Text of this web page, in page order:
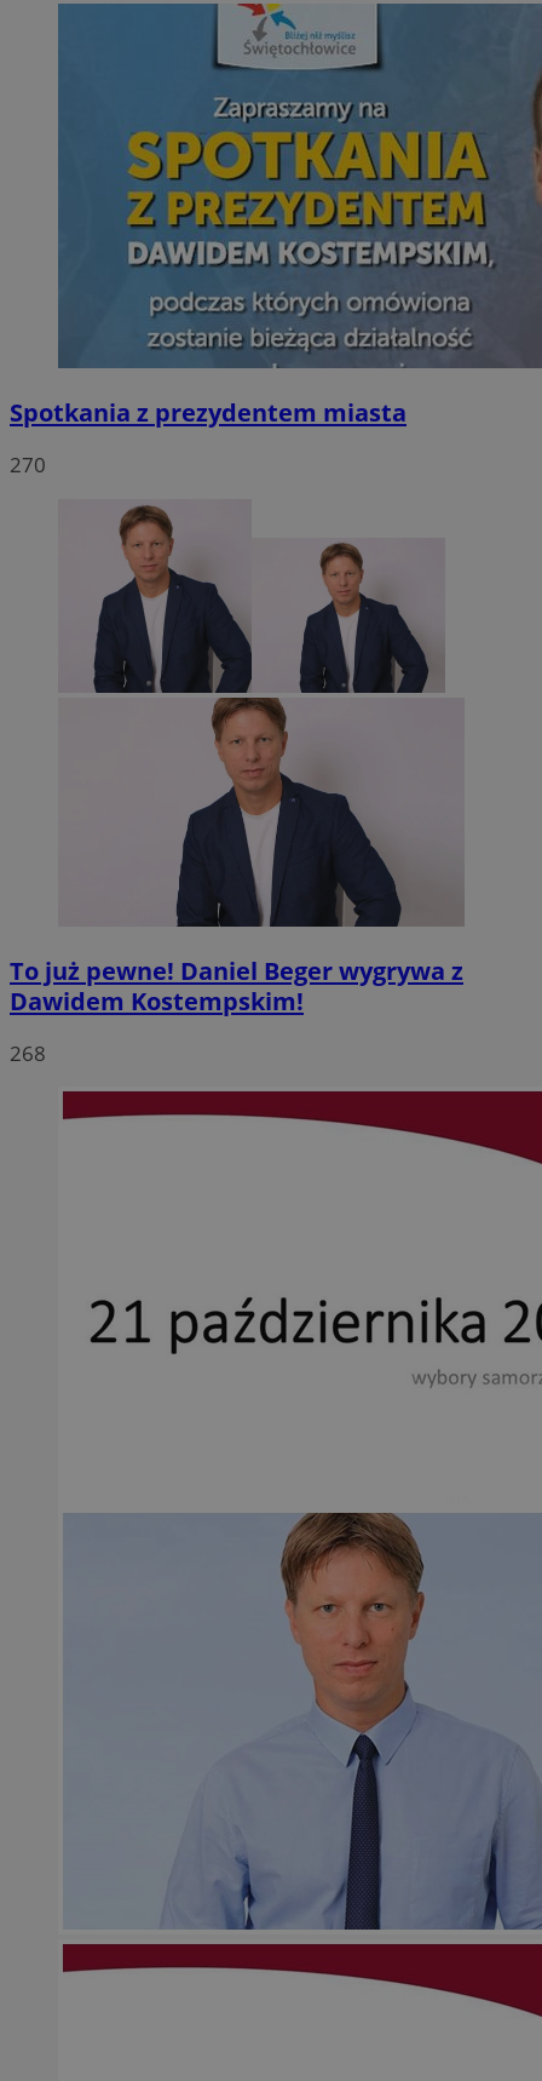
Spotkania z prezydentem miasta
270
To już pewne! Daniel Beger wygrywa z
Dawidem Kostempskim!
268